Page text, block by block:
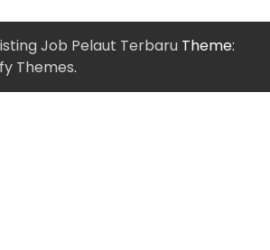
Job Pelaut Terbaru Theme:
Themes.